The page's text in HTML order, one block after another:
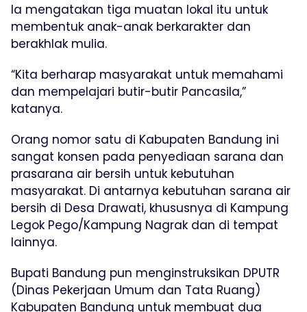
Ia mengatakan tiga muatan lokal itu untuk
membentuk anak-anak berkarakter dan
berakhlak mulia.
“Kita berharap masyarakat untuk memahami
dan mempelajari butir-butir Pancasila,”
katanya.
Orang nomor satu di Kabupaten Bandung ini
sangat konsen pada penyediaan sarana dan
prasarana air bersih untuk kebutuhan
masyarakat. Di antarnya kebutuhan sarana air
bersih di Desa Drawati, khususnya di Kampung
Legok Pego/Kampung Nagrak dan di tempat
lainnya.
Bupati Bandung pun menginstruksikan DPUTR
(Dinas Pekerjaan Umum dan Tata Ruang)
Kabupaten Bandung untuk membuat dua